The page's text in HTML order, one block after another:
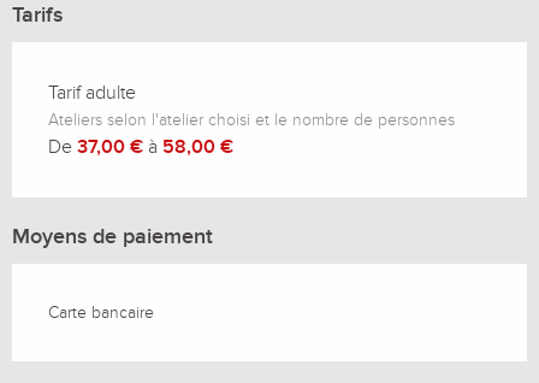
Tarifs
Tarif adulte
Ateliers selon l'atelier choisi et le nombre de personnes
De 37,00 € à 58,00 €
Moyens de paiement
Carte bancaire